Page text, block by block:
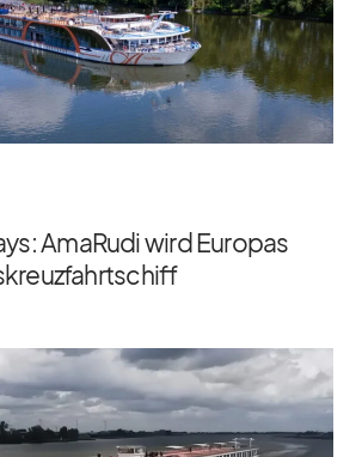
AmaRudi wird Europas